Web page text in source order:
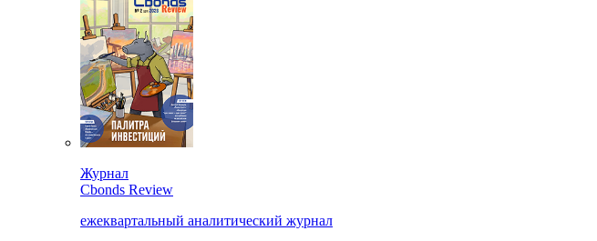
Журнал
Cbonds Review
ежеквартальный аналитический журнал